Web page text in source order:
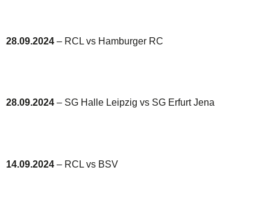
28.09.2024 – RCL vs Hamburger RC
28.09.2024 – SG Halle Leipzig vs SG Erfurt Jena
14.09.2024 – RCL vs BSV